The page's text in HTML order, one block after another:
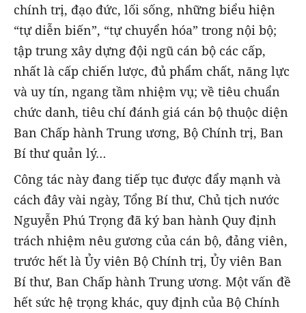
chính trị, đạo đức, lối sống, những biểu hiện
“tự diễn biến”, “tự chuyển hóa” trong nội bộ;
tập trung xây dựng đội ngũ cán bộ các cấp,
nhất là cấp chiến lược, đủ phẩm chất, năng lực
và uy tín, ngang tầm nhiệm vụ; về tiêu chuẩn
chức danh, tiêu chí đánh giá cán bộ thuộc diện
Ban Chấp hành Trung ương, Bộ Chính trị, Ban
Bí thư quản lý…
Công tác này đang tiếp tục được đẩy mạnh và
cách đây vài ngày, Tổng Bí thư, Chủ tịch nước
Nguyễn Phú Trọng đã ký ban hành Quy định
trách nhiệm nêu gương của cán bộ, đảng viên,
trước hết là Ủy viên Bộ Chính trị, Ủy viên Ban
Bí thư, Ban Chấp hành Trung ương. Một vấn đề
hết sức hệ trọng khác, quy định của Bộ Chính